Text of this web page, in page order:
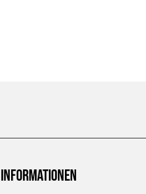
Informationen